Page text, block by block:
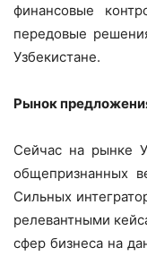
финансовые
передовые
Узбекистане.
Рынок
Сейчас на рынке
общепризнанных
Сильных
релевантными
сфер бизнеса на